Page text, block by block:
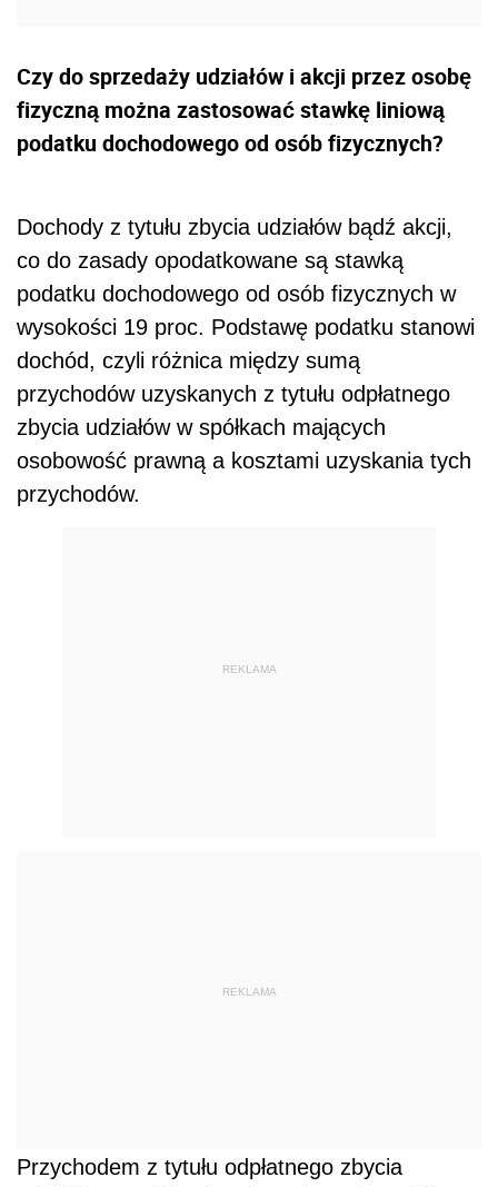
Czy do sprzedaży udziałów i akcji przez osobę
fizyczną można zastosować stawkę liniową
podatku dochodowego od osób fizycznych?
Dochody z tytułu zbycia udziałów bądź akcji,
co do zasady opodatkowane są stawką
podatku dochodowego od osób fizycznych w
wysokości 19 proc. Podstawę podatku stanowi
dochód, czyli różnica między sumą
przychodów uzyskanych z tytułu odpłatnego
zbycia udziałów w spółkach mających
osobowość prawną a kosztami uzyskania tych
przychodów.
REKLAMA
REKLAMA
Przychodem z tytułu odpłatnego zbycia